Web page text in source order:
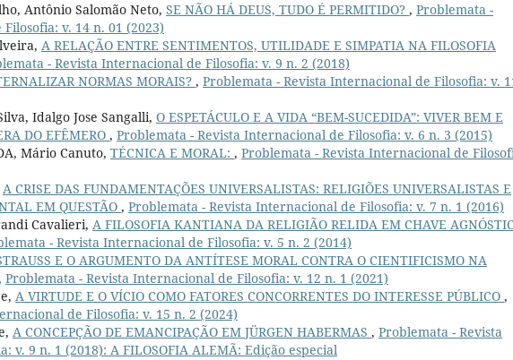
Antônio Salomão Neto, SE NÃO HÁ DEUS, TUDO É PERMITIDO? , Problemata -
v. 14 n. 01 (2023)
A RELAÇÃO ENTRE SENTIMENTOS, UTILIDADE E SIMPATIA NA FILOSOFIA
- Revista Internacional de Filosofia: v. 9 n. 2 (2018)
NORMAS MORAIS? , Problemata - Revista Internacional de Filosofia: v.
Idalgo Jose Sangalli, O ESPETÁCULO E A VIDA “BEM-SUCEDIDA”: VIVER BEM E
DO EFÊMERO , Problemata - Revista Internacional de Filosofia: v. 6 n. 3 (2015)
Mário Canuto, TÉCNICA E MORAL: , Problemata - Revista Internacional de
A CRISE DAS FUNDAMENTAÇÕES UNIVERSALISTAS: RELIGIÕES UNIVERSALISTAS E
EM QUESTÃO , Problemata - Revista Internacional de Filosofia: v. 7 n. 1 (2016)
Cavalieri, A FILOSOFIA KANTIANA DA RELIGIÃO RELIDA EM CHAVE
- Revista Internacional de Filosofia: v. 5 n. 2 (2014)
E O ARGUMENTO DA ANTÍTESE MORAL CONTRA O CIENTIFICISMO NA
Problemata - Revista Internacional de Filosofia: v. 12 n. 1 (2021)
A VIRTUDE E O VÍCIO COMO FATORES CONCORRENTES DO INTERESSE PÚBLICO ,
de Filosofia: v. 15 n. 2 (2024)
A CONCEPÇÃO DE EMANCIPAÇÃO EM JÜRGEN HABERMAS , Problemata - Revista
v. 9 n. 1 (2018): A FILOSOFIA ALEMÃ: Edição especial